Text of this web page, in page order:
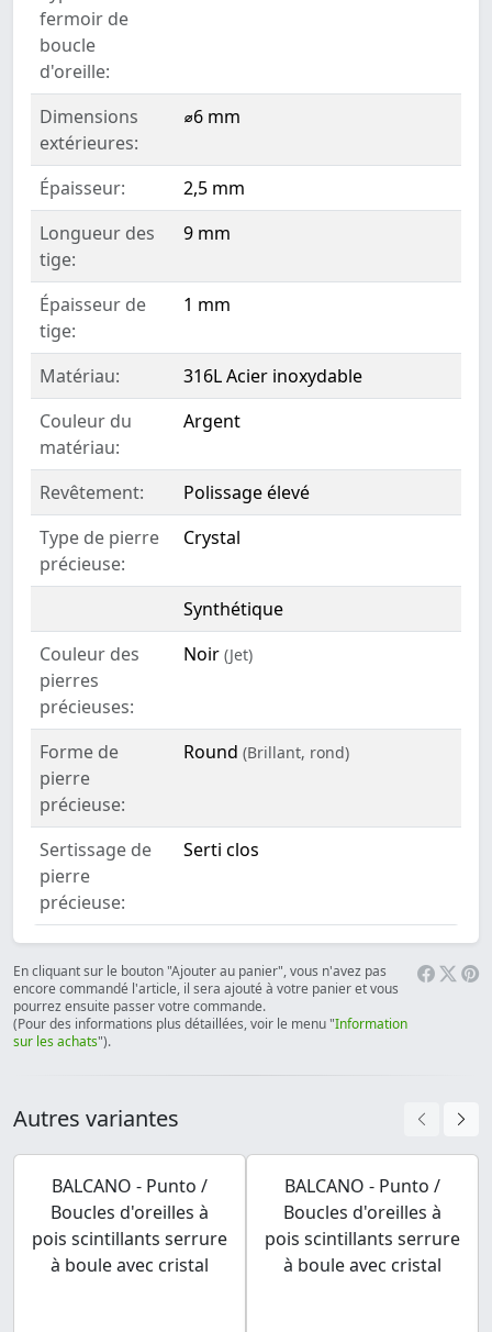
fermoir de
boucle
d'oreille:
Dimensions
extérieures:
⌀6 mm
Épaisseur:
2,5 mm
Longueur des
tige:
9 mm
Épaisseur de
tige:
1 mm
Matériau:
316L Acier inoxydable
Couleur du
matériau:
Argent
Revêtement:
Polissage élevé
Type de pierre
précieuse:
Crystal
Synthétique
Couleur des
pierres
précieuses:
Noir (Jet)
Forme de
pierre
précieuse:
Round (Brillant, rond)
Sertissage de
pierre
précieuse:
Serti clos
En cliquant sur le bouton "Ajouter au panier", vous n'avez pas
encore commandé l'article, il sera ajouté à votre panier et vous
pourrez ensuite passer votre commande.
(Pour des informations plus détaillées, voir le menu "Information
sur les achats").
Autres variantes
BALCANO - Punto /
Boucles d'oreilles à
pois scintillants serrure
à boule avec cristal
BALCANO - Punto /
Boucles d'oreilles à
pois scintillants serrure
à boule avec cristal